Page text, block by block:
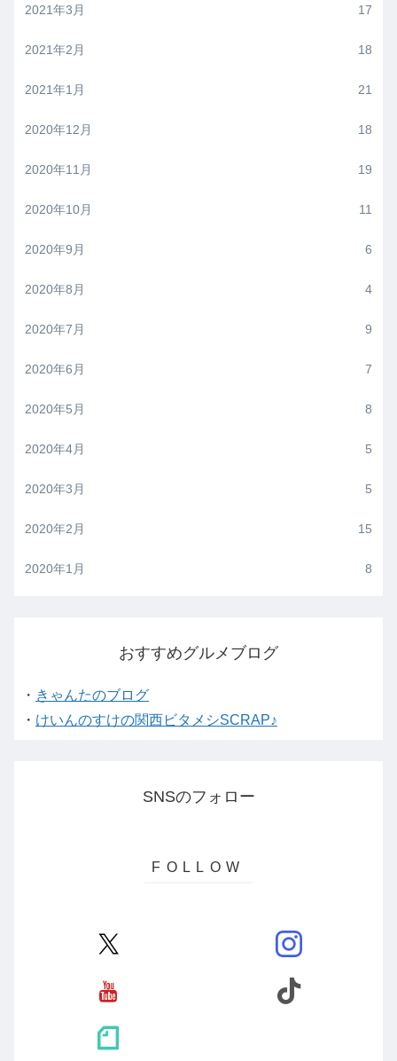
2021年3月 17
2021年2月 18
2021年1月 21
2020年12月 18
2020年11月 19
2020年10月 11
2020年9月 6
2020年8月 4
2020年7月 9
2020年6月 7
2020年5月 8
2020年4月 5
2020年3月 5
2020年2月 15
2020年1月 8
おすすめグルメブログ
・ きゃんたのブログ
・ けいんのすけの関西ビタメシSCRAP♪
SNSのフォロー